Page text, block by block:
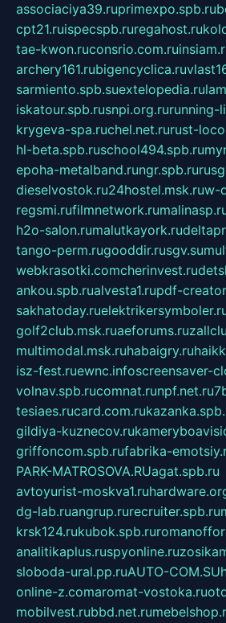
associaciya39.ruprimexpo.spb.ru
cpt21.ruispecspb.ruregahost.ru
tae-kwon.ruconsrio.com.ru
archery161.rubigencyclica.ru
sarmiento.spb.suextelopedia.ru
iskatour.spb.rusnpi.org.rurunning-
krygeva-spa.ruchel.net.rurust-
hl-beta.spb.ruschool494.spb.ru
epoha-metalband.rungr.spb.ru
dieselvostok.ru24hostel.msk.ruw-
regsmi.rufilmnetwork.ru
h2o-salon.rumalutkayork.ru
tango-perm.rugooddir.rusgv.su
webkrasotki.comcherinvest.ru
ankou.spb.rualvesta1.rupdf-
sakhatoday.ru
golf2club.msk.ruaeforums.ru
multimodal.msk.ruhabaigry.ru
isz-fest.ruewnc.infoscreensaver-
volnav.spb.rucomnat.runpf.net.ru
tesiaes.rucard.com.ru
gildiya-kuznecov.ru
griffoncom.spb.rufabrika-
PARK-MATROSOVA.RUagat.spb.ru
avtoyurist-moskva1.ru
dg-lab.ruangrup.rurecruiter.spb.ru
krsk124.rukubok.spb.ru
analitikaplus.ruspyonline.ru
sloboda-ural.pp.ruAUTO-COM.SU
online-z.comaromat-vostoka.ru
mobilvest.rubbd.net.ru